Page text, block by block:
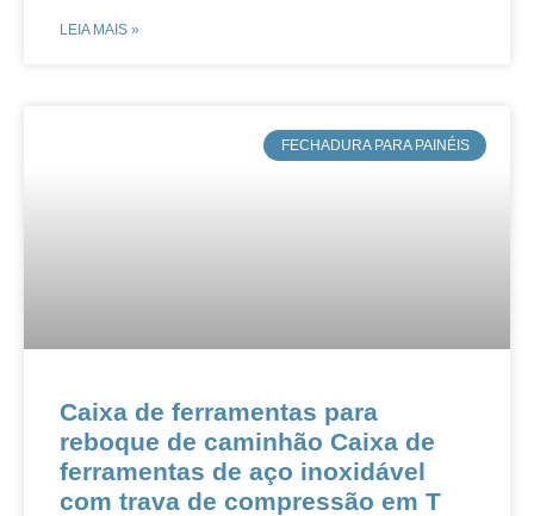
LEIA MAIS »
​FECHADURA PARA PAINÉIS
Caixa de ferramentas para
reboque de caminhão Caixa de
ferramentas de aço inoxidável
com trava de compressão em T